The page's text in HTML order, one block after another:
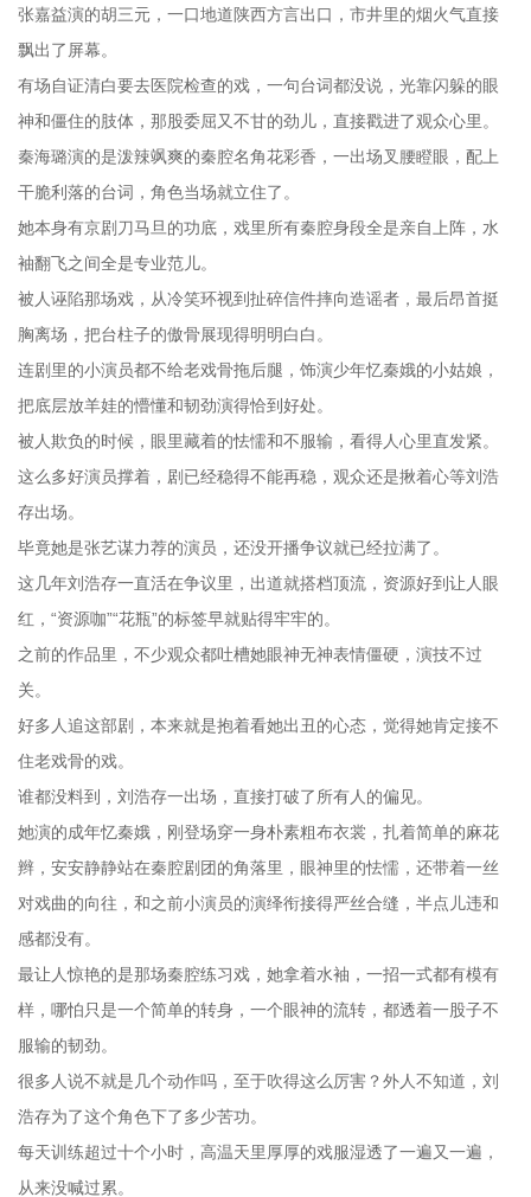
张嘉益演的胡三元，一口地道陕西方言出口，市井里的烟火气直接
飘出了屏幕。
有场自证清白要去医院检查的戏，一句台词都没说，光靠闪躲的眼
神和僵住的肢体，那股委屈又不甘的劲儿，直接戳进了观众心里。
秦海璐演的是泼辣飒爽的秦腔名角花彩香，一出场叉腰瞪眼，配上
干脆利落的台词，角色当场就立住了。
她本身有京剧刀马旦的功底，戏里所有秦腔身段全是亲自上阵，水
袖翻飞之间全是专业范儿。
被人诬陷那场戏，从冷笑环视到扯碎信件摔向造谣者，最后昂首挺
胸离场，把台柱子的傲骨展现得明明白白。
连剧里的小演员都不给老戏骨拖后腿，饰演少年忆秦娥的小姑娘，
把底层放羊娃的懵懂和韧劲演得恰到好处。
被人欺负的时候，眼里藏着的怯懦和不服输，看得人心里直发紧。
这么多好演员撑着，剧已经稳得不能再稳，观众还是揪着心等刘浩
存出场。
毕竟她是张艺谋力荐的演员，还没开播争议就已经拉满了。
这几年刘浩存一直活在争议里，出道就搭档顶流，资源好到让人眼
红，“资源咖”“花瓶”的标签早就贴得牢牢的。
之前的作品里，不少观众都吐槽她眼神无神表情僵硬，演技不过
关。
好多人追这部剧，本来就是抱着看她出丑的心态，觉得她肯定接不
住老戏骨的戏。
谁都没料到，刘浩存一出场，直接打破了所有人的偏见。
她演的成年忆秦娥，刚登场穿一身朴素粗布衣裳，扎着简单的麻花
辫，安安静静站在秦腔剧团的角落里，眼神里的怯懦，还带着一丝
对戏曲的向往，和之前小演员的演绎衔接得严丝合缝，半点儿违和
感都没有。
最让人惊艳的是那场秦腔练习戏，她拿着水袖，一招一式都有模有
样，哪怕只是一个简单的转身，一个眼神的流转，都透着一股子不
服输的韧劲。
很多人说不就是几个动作吗，至于吹得这么厉害？外人不知道，刘
浩存为了这个角色下了多少苦功。
每天训练超过十个小时，高温天里厚厚的戏服湿透了一遍又一遍，
从来没喊过累。